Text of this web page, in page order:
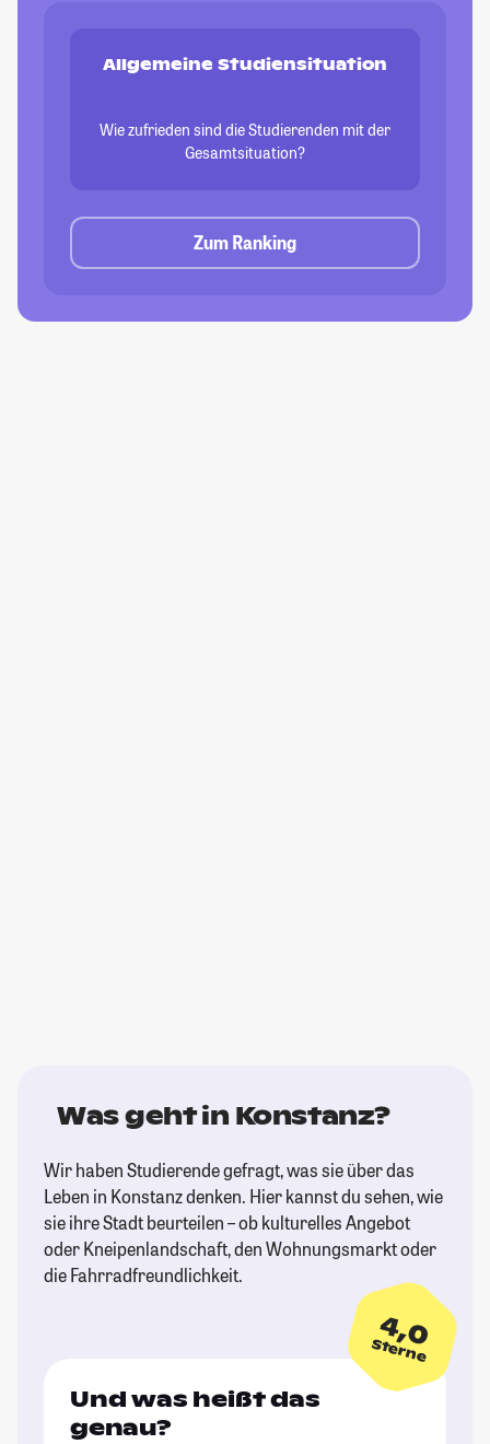
Allgemeine Studiensituation
Wie zufrieden sind die Studierenden mit der
Gesamtsituation?
Zum Ranking
Was geht in Konstanz?
Wir haben Studierende gefragt, was sie über das
Leben in Konstanz denken. Hier kannst du sehen, wie
sie ihre Stadt beurteilen – ob kulturelles Angebot
oder Kneipenlandschaft, den Wohnungsmarkt oder
die Fahrradfreundlichkeit.
4,0
Sterne
Und was heißt das
genau?